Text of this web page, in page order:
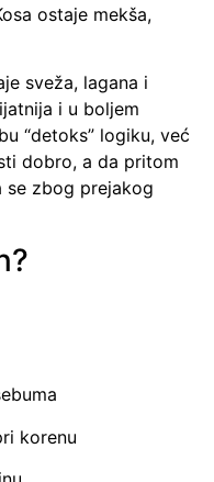
ostaje mekša,
sveža, lagana i
i u boljem
“detoks” logiku, već
dobro, a da pritom
se zbog prejakog
korenu